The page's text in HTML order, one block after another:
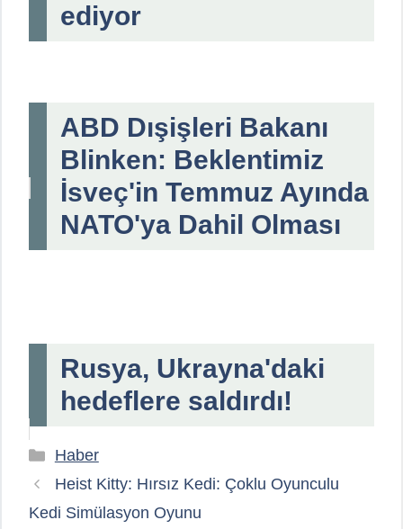
ediyor
ABD Dışişleri Bakanı
Blinken: Beklentimiz
İsveç'in Temmuz Ayında
NATO'ya Dahil Olması
Rusya, Ukrayna'daki
hedeflere saldırdı!
Kategoriler
Haber
Heist Kitty: Hırsız Kedi: Çoklu Oyunculu
Kedi Simülasyon Oyunu